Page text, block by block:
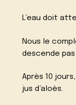
L’eau doit
Nous le
descende
Après 10
jus d’aloès.